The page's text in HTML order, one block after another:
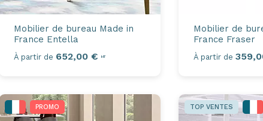
Mobilier de bureau Made in
France Entella
À partir de 652,00 € HT
Mobilier de
France Fraser
À partir de
PROMO TOP VENTES